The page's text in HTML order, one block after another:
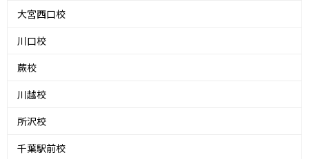
大宮西口校
川口校
蕨校
川越校
所沢校
千葉駅前校